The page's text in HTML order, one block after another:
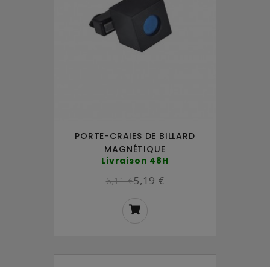
PORTE-CRAIES DE BILLARD
MAGNÉTIQUE
Livraison 48H
6,11 €5,19 €